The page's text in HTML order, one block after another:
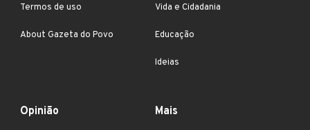
Termos de uso
About Gazeta do Povo
Vida e Cidadania
Educação
Ideias
Opinião Mais